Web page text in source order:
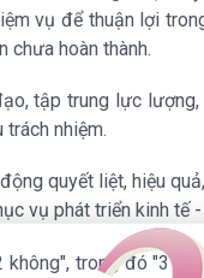
vụ để thuận lợi
chưa hoàn thành.
tập trung lực
nhiệm.
quyết liệt, hiệu
vụ phát triển kinh tế
trong đó "3
Thành Lập - Công Ty